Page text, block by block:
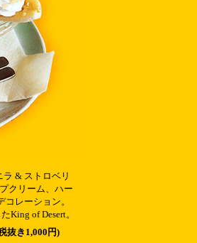
& ストロベリ
クリーム、ハー
レーション。
King of Desert。
抜き1,000円)